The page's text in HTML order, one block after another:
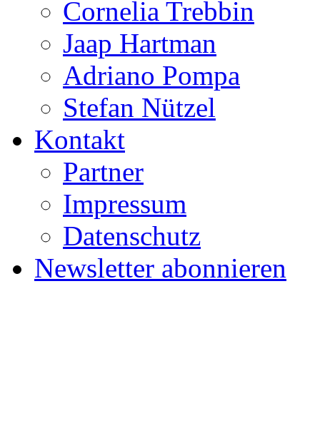
Cornelia Trebbin
Jaap Hartman
Adriano Pompa
Stefan Nützel
Kontakt
Partner
Impressum
Datenschutz
Newsletter abonnieren